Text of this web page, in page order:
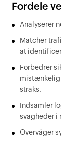
Fordele
Analyserer
Matcher
at
Forbedrer
mistænkelig
straks.
Indsamler
svagheder i
Overvåger